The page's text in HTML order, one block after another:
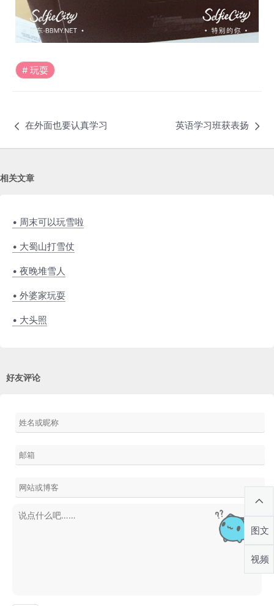
玩耍
在外面也要认真学习 英语学习班获表扬
相关文章
• 周末可以玩雪啦
• 大蜀山打雪仗
• 夜晚堆雪人
• 外婆家玩耍
• 大头照
好友评论
图文
视频